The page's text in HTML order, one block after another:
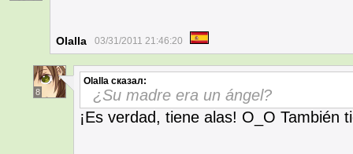
Olalla 03/31/2011 21:46:20
8
Olalla сказал:
¿Su madre era un ángel?
¡Es verdad, tiene alas! O_O También